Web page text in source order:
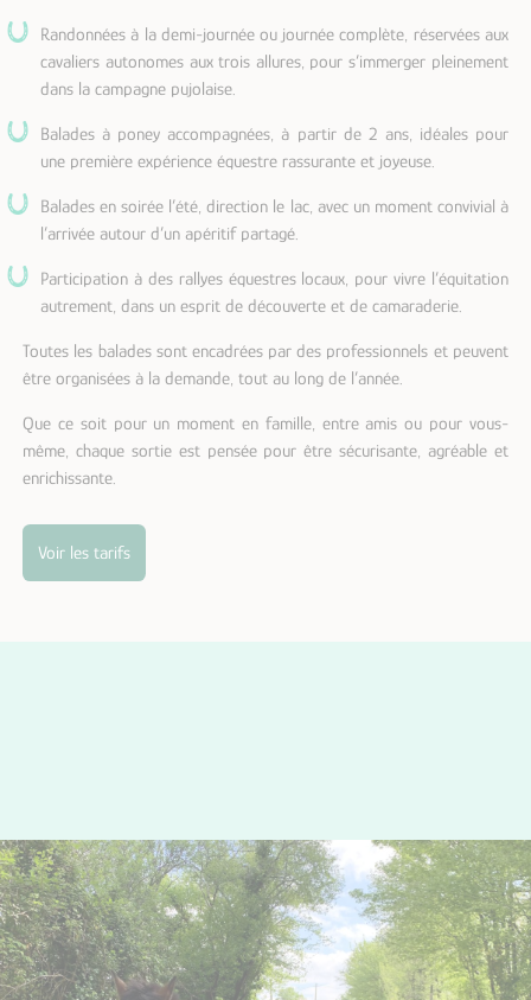
Randonnées à la demi-journée ou journée complète, réservées aux
cavaliers autonomes aux trois allures, pour s’immerger pleinement
dans la campagne pujolaise.
Balades à poney accompagnées, à partir de 2 ans, idéales pour
une première expérience équestre rassurante et joyeuse.
Balades en soirée l’été, direction le lac, avec un moment convivial à
l’arrivée autour d’un apéritif partagé.
Participation à des rallyes équestres locaux, pour vivre l’équitation
autrement, dans un esprit de découverte et de camaraderie.
Toutes les balades sont encadrées par des professionnels et peuvent
être organisées à la demande, tout au long de l’année.
Que ce soit pour un moment en famille, entre amis ou pour vous-
même, chaque sortie est pensée pour être sécurisante, agréable et
enrichissante.
Voir les tarifs